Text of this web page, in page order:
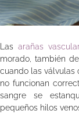
Lasarañas
morado, también
cuando las válvulas
no funcionan
sangre se
pequeños hilos